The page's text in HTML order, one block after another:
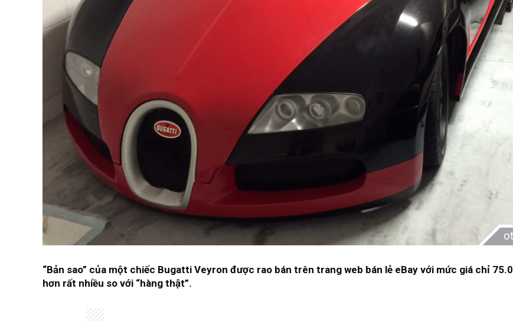
“Bản sao” của một chiếc Bugatti Veyron được rao bán trên trang web bán lẻ eBay với mức giá chỉ
hơn rất nhiều so với “hàng thật”.